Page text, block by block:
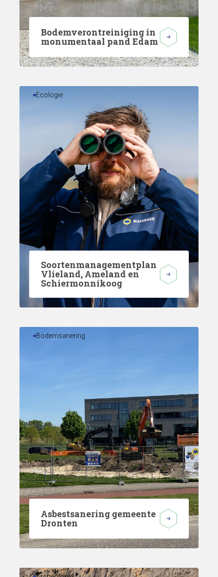
Bodemverontreiniging in
monumentaal pand Edam
Ecologie
Soortenmanagementplan
Vlieland, Ameland en
Schiermonnikoog
Bodemsanering
Asbestsanering gemeente
Dronten